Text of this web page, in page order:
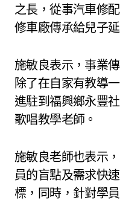
之長，從事汽車修
修車廠傳承給兒子
施敏良表示，事業
除了在自家有教導
進駐到福興鄉永豐
歌唱教學老師。
施敏良老師也表示
員的盲點及需求快
標，同時，針對學